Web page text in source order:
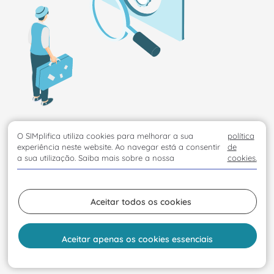
O SIMplifica utiliza cookies para melhorar a sua
experiência neste website. Ao navegar está a consentir
a sua utilização. Saiba mais sobre a nossa
política
de
cookies.
Aceitar todos os cookies
Aceitar apenas os cookies essenciais